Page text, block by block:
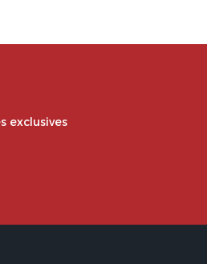
exclusives